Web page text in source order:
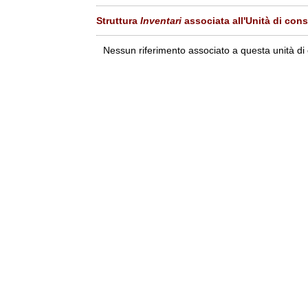
Struttura Inventari associata all'Unità di
Nessun riferimento associato a questa unità